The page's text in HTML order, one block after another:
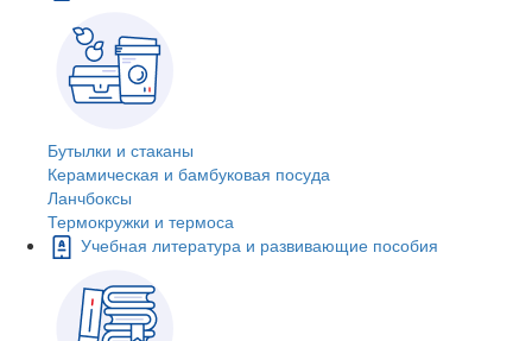
Бутылки и стаканы
Керамическая и бамбуковая посуда
Ланчбоксы
Термокружки и термоса
Учебная литература и развивающие пособия